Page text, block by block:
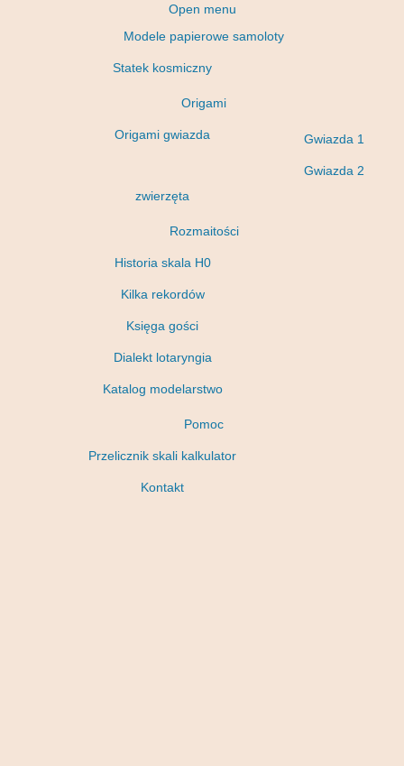
Open menu
Modele papierowe samoloty
Statek kosmiczny
Origami
Origami gwiazda Gwiazda 1
Gwiazda 2
zwierzęta
Rozmaitości
Historia skala H0
Kilka rekordów
Księga gości
Dialekt lotaryngia
Katalog modelarstwo
Pomoc
Przelicznik skali kalkulator
Kontakt